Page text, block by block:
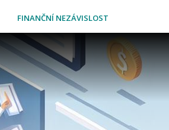
FINANČNÍ NEZÁVISLOST